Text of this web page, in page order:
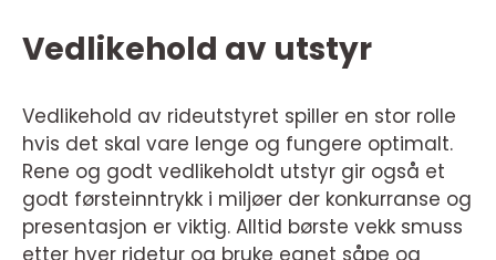
Vedlikehold av utstyr
Vedlikehold av rideutstyret spiller en stor rolle
hvis det skal vare lenge og fungere optimalt.
Rene og godt vedlikeholdt utstyr gir også et
godt førsteinntrykk i miljøer der konkurranse og
presentasjon er viktig. Alltid børste vekk smuss
etter hver ridetur og bruke egnet såpe og